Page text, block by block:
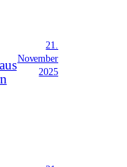
21.
November
2025